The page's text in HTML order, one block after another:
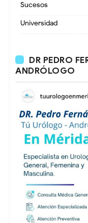
Sucesos
Universidad
DR PEDRO
ANDRÓLOGO